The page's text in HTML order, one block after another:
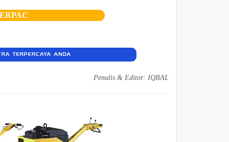
Penulis & Editor: IQBAL